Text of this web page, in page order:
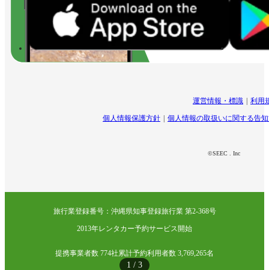
1 / 3
運営情報・標識 利用
個人情報保護方針 個人情報の取扱いに関する告
©SEEC . Inc
旅行業登録番号：沖縄県知事登録旅行業 第2-368号
2013年レンタカー予約サービス開始
提携事業者数 774社累計予約利用者数 3,769,265名